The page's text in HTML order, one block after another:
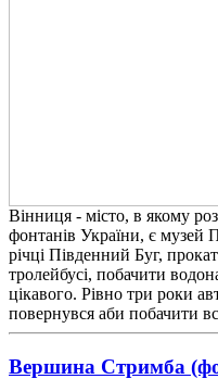
Вінниця - місто, в якому
фонтанів України, є музей
річці Південний Буг,
тролейбусі, побачити
цікавого. Рівно три роки
повернувся аби побачити
Вершина Стримба